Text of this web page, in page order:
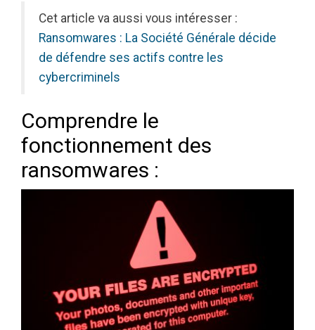
Cet article va aussi vous intéresser :
Ransomwares : La Société Générale décide
de défendre ses actifs contre les
cybercriminels
Comprendre le
fonctionnement des
ransomwares :